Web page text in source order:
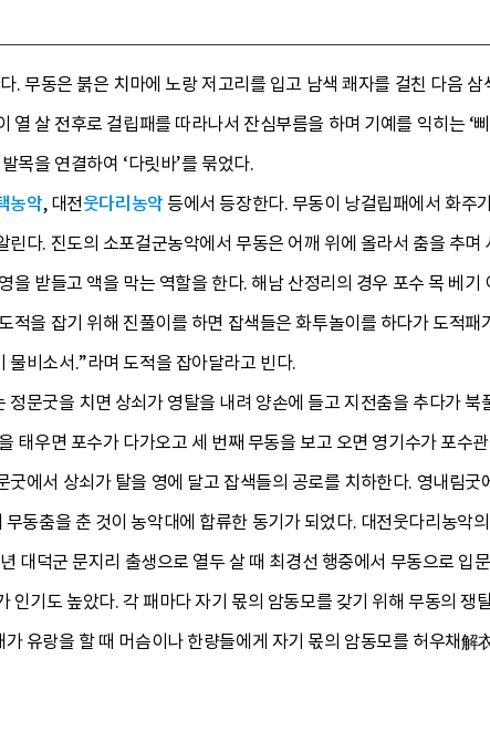
. 무동은 붉은 치마에 노랑 저고리를 입고 남색 쾌자를 걸친 다음
열 살 전후로 걸립패를 따라나서 잔심부름을 하며 기예를 익히는 ‘
목을 연결하여 ‘다릿바’를 묶었다.
농악, 대전웃다리농악등에서 등장한다. 무동이 낭걸립패에서 화주
린다. 진도의 소포걸군농악에서 무동은 어깨 위에 올라서 춤을 추
을 받들고 액을 막는 역할을 한다. 해남 산정리의 경우 포수 목 베
적을 잡기 위해 진풀이를 하면 잡색들은 화투놀이를 하다가 도적
물비소서.”라며 도적을 잡아달라고 빈다.
문굿을 치면 상쇠가 영탈을 내려 양손에 들고 지전춤을 추다가
태우면 포수가 다가오고 세 번째 무동을 보고 오면 영기수가 포수
굿에서 상쇠가 탈을 영에 달고 잡색들의 공로를 치하한다. 영내림
동춤을 춘 것이 농악대에 합류한 동기가 되었다. 대전웃다리농악
대덕군 문지리 출생으로 열두 살 때 최경선 행중에서 무동으로 입
인기도 높았다. 각 패마다 자기 몫의 암동모를 갖기 위해 무동의 쟁
유랑을 할 때 머슴이나 한량들에게 자기 몫의 암동모를 허우채